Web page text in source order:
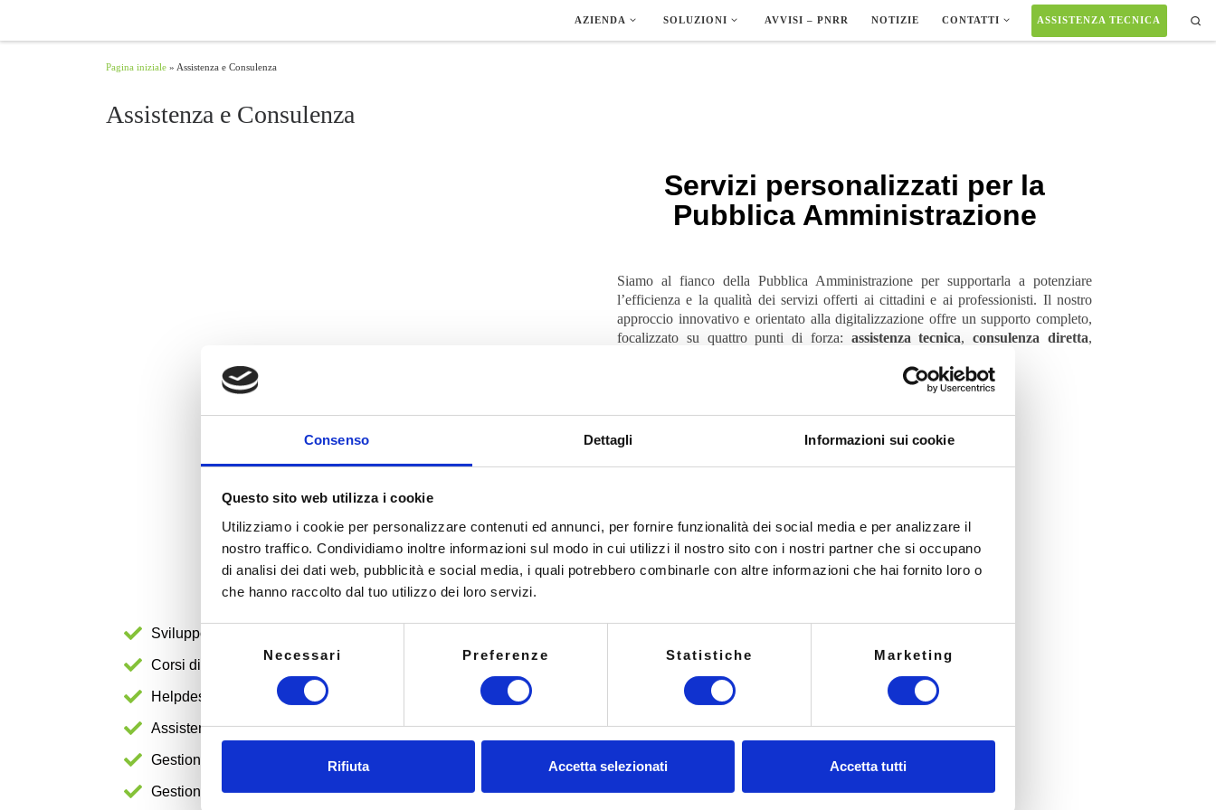
Consenso Dettagli Informazioni sui cookie
Questo sito web utilizza i cookie
Utilizziamo i cookie per personalizzare contenuti ed annunci, per fornire funzionalità dei social media e per analizzare il
nostro traffico. Condividiamo inoltre informazioni sul modo in cui utilizzi il nostro sito con i nostri partner che si occupano
di analisi dei dati web, pubblicità e social media, i quali potrebbero combinarle con altre informazioni che hai fornito loro o
che hanno raccolto dal tuo utilizzo dei loro servizi.
Selezione
Necessari Preferenze Statistiche Marketing
Rifiuta Accetta selezionati Accetta tutti
AZIENDA SOLUZIONI AVVISI – PNRR NOTIZIE CONTATTI ASSISTENZA TECNICA
Pagina iniziale » Assistenza e Consulenza
Assistenza e Consulenza
Servizi personalizzati per la
Pubblica Amministrazione
Siamo al fianco della Pubblica Amministrazione per supportarla a potenziare
l’efficienza e la qualità dei servizi offerti ai cittadini e ai professionisti. Il nostro
approccio innovativo e orientato alla digitalizzazione offre un supporto completo,
focalizzato su quattro punti di forza: assistenza tecnica,consulenza diretta,
Disegniamo un percorso
Sviluppo applicativi personalizzati
Corsi di formazione su misura per il tuo Ente
Helpdesk di 1° e 2° livello orientato agli utenti
Assistenza su hardware e software
Gestione banche dati server
Gestione diritti account sui gestionali
Gestione Citrix Studio
Gestione applicazioni distribuite tramite Citrix Xenapp
Controllo sistemi di sicurezza (firewall, backup e antivirus)
Progettazione e configurazione reti
Gestione sistema di posta elettronica